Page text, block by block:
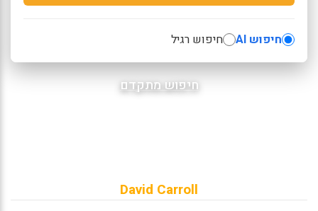
חיפוש AI חיפוש רגיל
חיפוש מתקדם
David Carroll